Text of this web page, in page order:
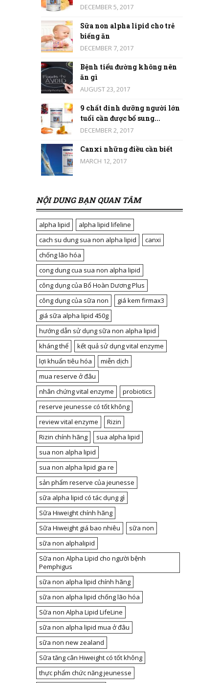
DECEMBER 5, 2017
Sữa non alpha lipid cho trẻ
biếng ăn
DECEMBER 7, 2017
Bệnh tiểu đường không nên
ăn gì
AUGUST 23, 2017
9 chất dinh dưỡng người lớn
tuổi cần được bổ sung...
DECEMBER 2, 2017
Canxi những điều cần biết
MARCH 12, 2017
NỘI DUNG BẠN QUAN TÂM
alpha lipid
alpha lipid lifeline
cach su dung sua non alpha lipid
canxi
chống lão hóa
cong dung cua sua non alpha lipid
công dụng của Bổ Hoàn Dương Plus
công dụng của sữa non
giá kem firmax3
giá sữa alpha lipid 450g
hướng dẫn sử dụng sữa non alpha lipid
kháng thể
kết quả sử dụng vital enzyme
lợi khuẩn tiêu hóa
miễn dịch
mua reserve ở đâu
nhân chứng vital enzyme
probiotics
reserve jeunesse có tốt không
review vital enzyme
Rizin
Rizin chính hãng
sua alpha lipid
sua non alpha lipid
sua non alpha lipid gia re
sản phẩm reserve của jeunesse
sữa alpha lipid có tác dụng gì
Sữa Hiweight chính hãng
Sữa Hiweight giá bao nhiêu
sữa non
sữa non alphalipid
Sữa non Alpha Lipid cho người bệnh
Pemphigus
sữa non alpha lipid chính hãng
sữa non alpha lipid chống lão hóa
Sữa non Alpha Lipid LifeLine
sữa non alpha lipid mua ở đâu
sữa non new zealand
Sữa tăng cân Hiweight có tốt không
thực phẩm chức năng jeunesse